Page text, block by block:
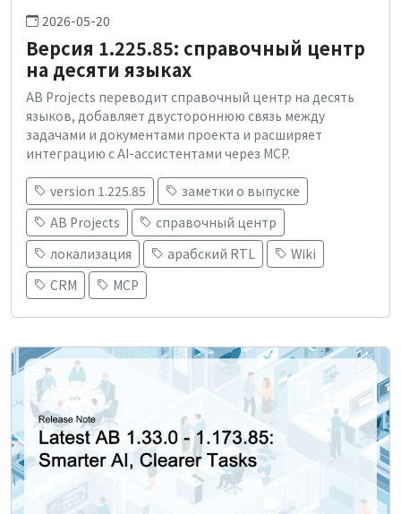
2026-05-20
Версия 1.225.85: справочный центр
на десяти языках
AB Projects переводит справочный центр на десять
языков, добавляет двустороннюю связь между
задачами и документами проекта и расширяет
интеграцию с AI-ассистентами через MCP.
version 1.225.85
заметки о выпуске
AB Projects
справочный центр
локализация
арабский RTL
Wiki
CRM
MCP